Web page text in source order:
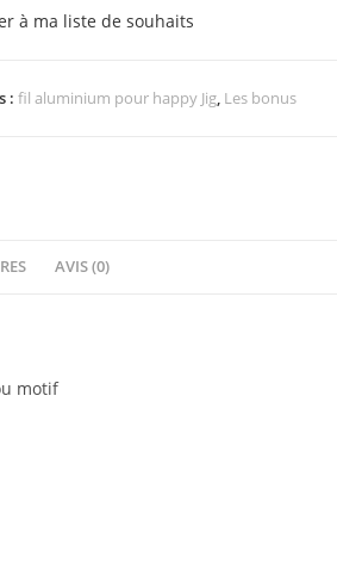
à ma liste de souhaits
:fil aluminium pour happy Jig, Les bonus
AVIS (0)
motif